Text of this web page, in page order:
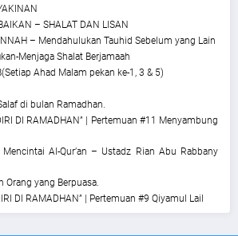
– SHALAT DAN LISAN
– Mendahulukan Tauhid Sebelum yang Lain
Menjaga Shalat Berjamaah
Ahad Malam pekan ke-1, 3 & 5)
di bulan Ramadhan.
DI RAMADHAN” | Pertemuan #11 Menyambung
Al-Qur’an – Ustadz Rian Abu Rabbany
Orang yang Berpuasa.
DI RAMADHAN” | Pertemuan #9 Qiyamul Lail